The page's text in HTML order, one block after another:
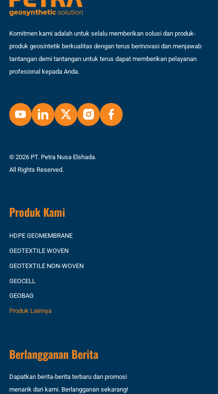
Komitmen kami adalah untuk selalu memberikan solusi dan produk-
produk geosintetik berkualitas dengan terus berinovasi dan menjawab
tantangan demi tantangan untuk terus dapat memberikan pelayanan
profesional kepada Anda.
© 2026 PT. Petra Nusa Elshada.
All Rights Reserved.
Produk Kami
HDPE GEOMEMBRANE
GEOTEXTILE WOVEN
GEOTEXTILE NON-WOVEN
GEOCELL
GEOBAG
Produk Lainnya
Berlangganan Berita
Dapatkan berita-berita terbaru dan promosi
menarik dari kami. Berlangganan sekarang!